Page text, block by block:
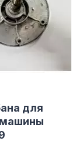
для
машины